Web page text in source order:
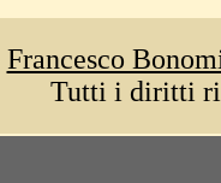
Francesco
Tutti i diritti